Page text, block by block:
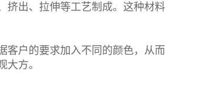
挤出、拉伸等工艺制成。这种材料
客户的要求加入不同的颜色，从而
方。